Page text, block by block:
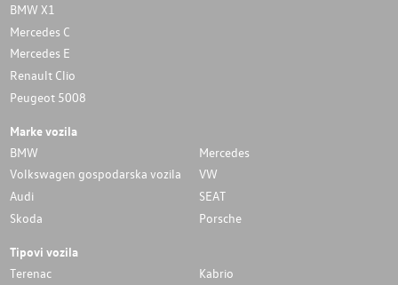
BMW X1
Mercedes C
Mercedes E
Renault Clio
Peugeot 5008
Marke vozila
BMW
Mercedes
Volkswagen gospodarska vozila
VW
Audi
SEAT
Skoda
Porsche
Tipovi vozila
Terenac
Kabrio